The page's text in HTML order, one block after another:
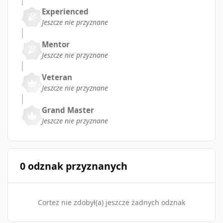
Experienced
Jeszcze nie przyznane
Mentor
Jeszcze nie przyznane
Veteran
Jeszcze nie przyznane
Grand Master
Jeszcze nie przyznane
0 odznak przyznanych
Cortez nie zdobył(a) jeszcze żadnych odznak